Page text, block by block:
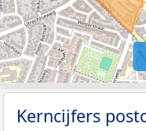
Kerncijfers